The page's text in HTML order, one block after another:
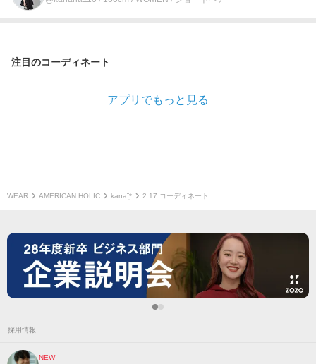
注目のコーディネート
アプリでもっと見る
WEAR AMERICAN HOLIC kana¨̮* 2.17 コーディネート
採用情報
NEW